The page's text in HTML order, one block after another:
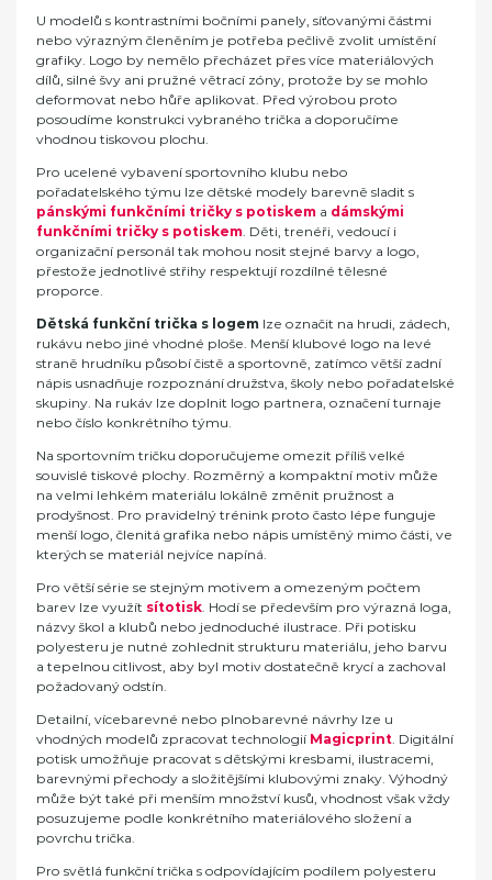
U modelů s kontrastními bočními panely, síťovanými částmi
nebo výrazným členěním je potřeba pečlivě zvolit umístění
grafiky. Logo by nemělo přecházet přes více materiálových
dílů, silné švy ani pružné větrací zóny, protože by se mohlo
deformovat nebo hůře aplikovat. Před výrobou proto
posoudíme konstrukci vybraného trička a doporučíme
vhodnou tiskovou plochu.
Pro ucelené vybavení sportovního klubu nebo
pořadatelského týmu lze dětské modely barevně sladit s
pánskými funkčními tričky s potiskem a dámskými
funkčními tričky s potiskem . Děti, trenéři, vedoucí i
organizační personál tak mohou nosit stejné barvy a logo,
přestože jednotlivé střihy respektují rozdílné tělesné
proporce.
Dětská funkční trička s logem lze označit na hrudi, zádech,
rukávu nebo jiné vhodné ploše. Menší klubové logo na levé
straně hrudníku působí čistě a sportovně, zatímco větší zadní
nápis usnadňuje rozpoznání družstva, školy nebo pořadatelské
skupiny. Na rukáv lze doplnit logo partnera, označení turnaje
nebo číslo konkrétního týmu.
Na sportovním tričku doporučujeme omezit příliš velké
souvislé tiskové plochy. Rozměrný a kompaktní motiv může
na velmi lehkém materiálu lokálně změnit pružnost a
prodyšnost. Pro pravidelný trénink proto často lépe funguje
menší logo, členitá grafika nebo nápis umístěný mimo části, ve
kterých se materiál nejvíce napíná.
Pro větší série se stejným motivem a omezeným počtem
barev lze využít sítotisk . Hodí se především pro výrazná loga,
názvy škol a klubů nebo jednoduché ilustrace. Při potisku
polyesteru je nutné zohlednit strukturu materiálu, jeho barvu
a tepelnou citlivost, aby byl motiv dostatečně krycí a zachoval
požadovaný odstín.
Detailní, vícebarevné nebo plnobarevné návrhy lze u
vhodných modelů zpracovat technologií Magicprint . Digitální
potisk umožňuje pracovat s dětskými kresbami, ilustracemi,
barevnými přechody a složitějšími klubovými znaky. Výhodný
může být také při menším množství kusů, vhodnost však vždy
posuzujeme podle konkrétního materiálového složení a
povrchu trička.
Pro světlá funkční trička s odpovídajícím podílem polyesteru